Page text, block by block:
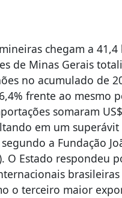
chegam a 41,4
de Minas Gerais
no acumulado de
frente ao mesmo
somaram
em um superávit
a Fundação
O Estado respondeu
brasileiras
o terceiro maior